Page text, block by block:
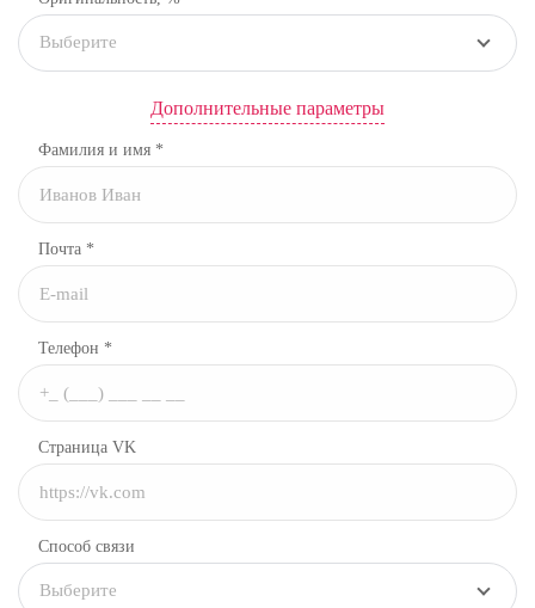
Выберите
Дополнительные параметры
Фамилия и имя *
Почта *
Телефон *
Страница VK
Способ связи
Выберите